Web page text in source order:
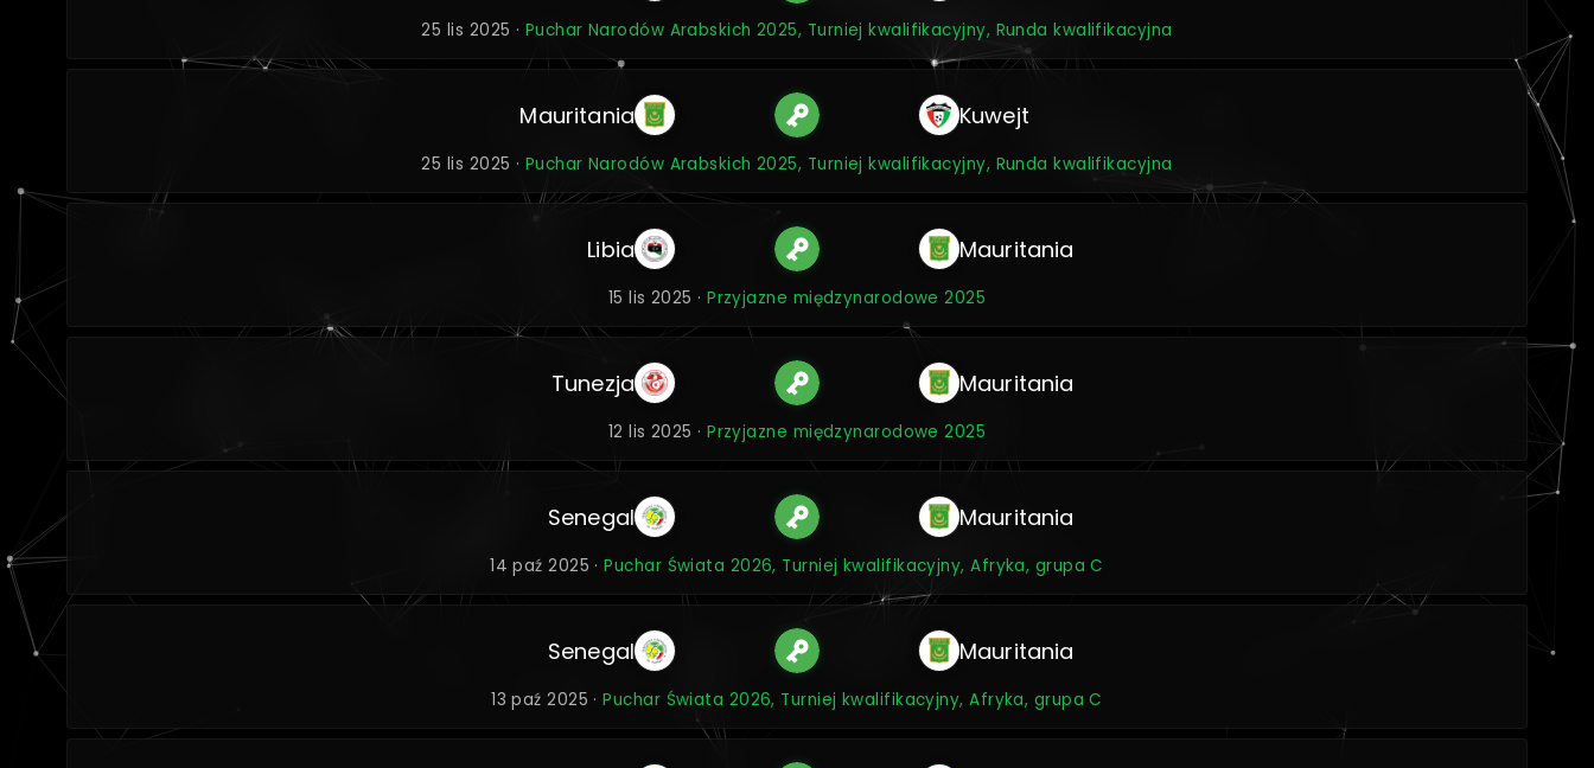
25 lis 2025 · Puchar Narodów Arabskich 2025, Turniej kwalifikacyjny, Runda kwalifikacyjna
Mauritania Kuwejt
25 lis 2025 · Puchar Narodów Arabskich 2025, Turniej kwalifikacyjny, Runda kwalifikacyjna
Libia Mauritania
15 lis 2025 ·Przyjazne międzynarodowe 2025
Tunezja Mauritania
12 lis 2025 ·Przyjazne międzynarodowe 2025
Senegal Mauritania
14 paź 2025 ·Puchar Świata 2026, Turniej kwalifikacyjny, Afryka, grupa C
Senegal Mauritania
13 paź 2025 ·Puchar Świata 2026, Turniej kwalifikacyjny, Afryka, grupa C